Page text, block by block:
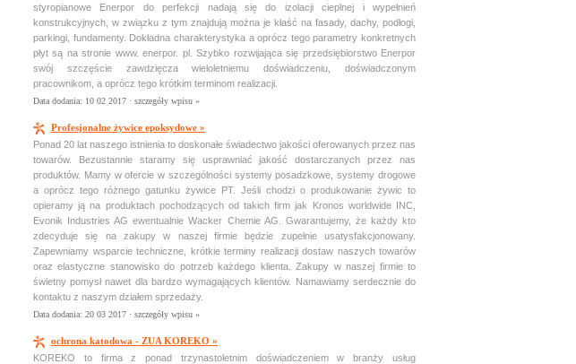
styropianowe Enerpor do perfekcji nadają się do izolacji cieplnej i wypełnień
konstrukcyjnych, w związku z tym znajdują można je kłaść na fasady, dachy, podłogi,
parkingi, fundamenty. Dokładna charakterystyka a oprócz tego parametry konkretnych
płyt są na stronie www. enerpor. pl. Szybko rozwijająca się przedsiębiorstwo Enerpor
swój szczęście zawdzięcza wieloletniemu doświadczeniu, doświadczonym
pracownikom, a oprócz tego krótkim terminom realizacji.
Data dodania: 10 02 2017 · szczegóły wpisu »
Profesjonalne żywice epoksydowe »
Ponad 20 lat naszego istnienia to doskonałe świadectwo jakości oferowanych przez nas
towarów. Bezustannie staramy się usprawniać jakość dostarczanych przez nas
produktów. Mamy w ofercie w szczególności systemy posadzkowe, systemy drogowe
a oprócz tego różnego gatunku żywice PT. Jeśli chodzi o produkowanie żywic to
opieramy ją na produktach pochodzących od takich firm jak Kronos worldwide INC,
Evonik Industries AG ewentualnie Wacker Chemie AG. Gwarantujemy, że każdy kto
zdecyduje się na zakupy w naszej firmie będzie zupełnie usatysfakcjonowany.
Zapewniamy wsparcie techniczne, krótkie terminy realizacji dostaw naszych towarów
oraz elastyczne stanowisko do potrzeb każdego klienta. Zakupy w naszej firmie to
świetny pomysł nawet dla bardzo wymagających klientów. Namawiamy serdecznie do
kontaktu z naszym działem sprzedaży.
Data dodania: 20 03 2017 · szczegóły wpisu »
ochrona katodowa - ZUA KOREKO »
KOREKO to firma z ponad trzynastoletnim doświadczeniem w branży usług